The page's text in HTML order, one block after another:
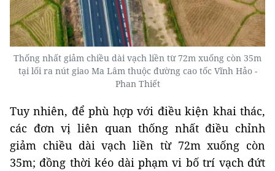
Thống nhất giảm chiều dài vạch liền từ 72m xuống còn 35m
tại lối ra nút giao Ma Lâm thuộc đường cao tốc Vĩnh Hảo -
Phan Thiết
Tuy nhiên, để phù hợp với điều kiện khai thác,
các đơn vị liên quan thống nhất điều chỉnh
giảm chiều dài vạch liền từ 72m xuống còn
35m; đồng thời kéo dài phạm vi bố trí vạch đứt